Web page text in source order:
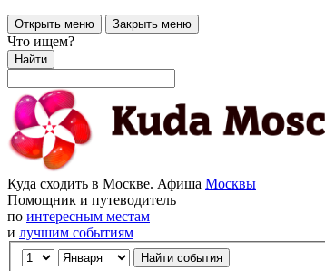
Открыть меню Закрыть меню
Что ищем?
Найти
Куда сходить в Москве. Афиша Москвы
Помощник и путеводитель
по интересным местам
и лучшим событиям